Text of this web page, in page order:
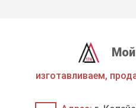
изготавливаем,